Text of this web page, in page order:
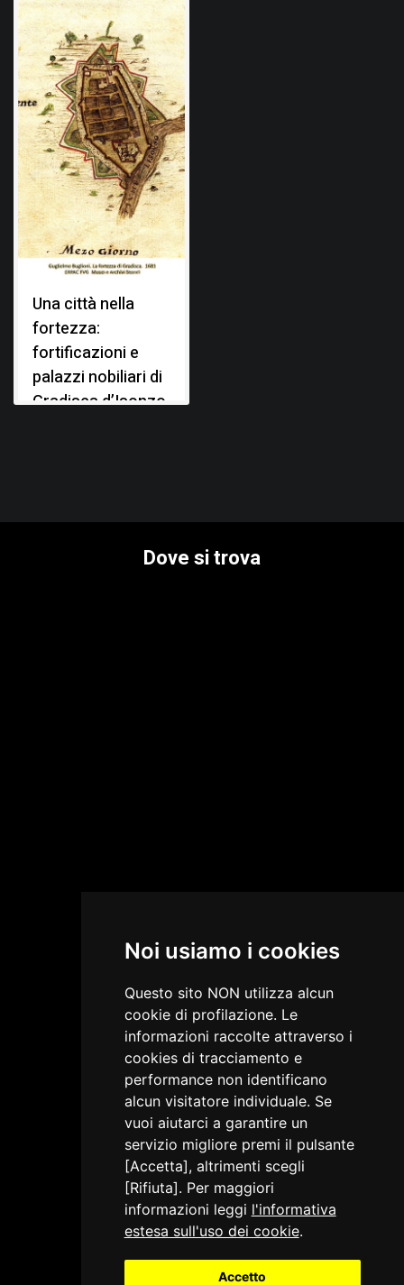
Noi usiamo i cookies
Questo sito NON utilizza alcun
cookie di profilazione. Le
informazioni raccolte attraverso i
cookies di tracciamento e
performance non identificano
alcun visitatore individuale. Se
vuoi aiutarci a garantire un
servizio migliore premi il pulsante
[Accetta], altrimenti scegli
[Rifiuta]. Per maggiori
informazioni leggi l'informativa
estesa sull'uso dei cookie.
Accetto
Una città nella
fortezza:
fortificazioni e
palazzi nobiliari di
Gradisca d’Isonzo
Dove si trova